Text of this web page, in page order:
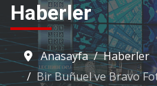
Haberler
Anasayfa
Haberler
Bir Buñuel ve Bravo